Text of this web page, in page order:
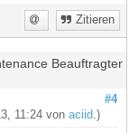
Zitieren
Beauftragter
#4
11:24 vonaciid .)